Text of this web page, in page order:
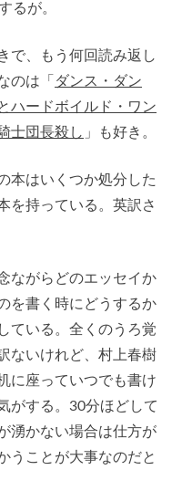
るが。
で、もう何回読み返し
のは「 ダンス・ダン
ハードボイルド・ワン
士団長殺し 」も好き。
本はいくつか処分した
を持っている。英訳さ
ながらどのエッセイか
を書く時にどうするか
ている。全くのうろ覚
ないけれど、村上春樹
に座っていつでも書け
がする。30分ほどして
湧かない場合は仕方が
うことが大事なのだと